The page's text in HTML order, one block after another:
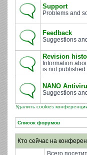
Support
Problems and
Feedback
Suggestions
Revision
Information
is not published
NANO
Suggestions
Удалить cookies
Список форумов
Кто сейчас на
Всего